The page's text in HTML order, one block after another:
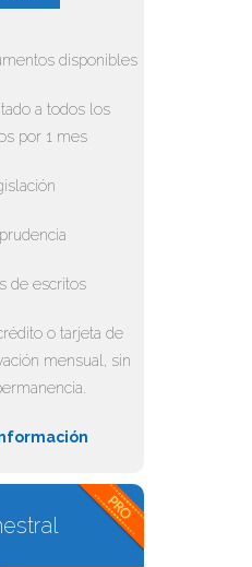
disponibles
a todos los
por 1 mes
de escritos
o tarjeta de
mensual, sin